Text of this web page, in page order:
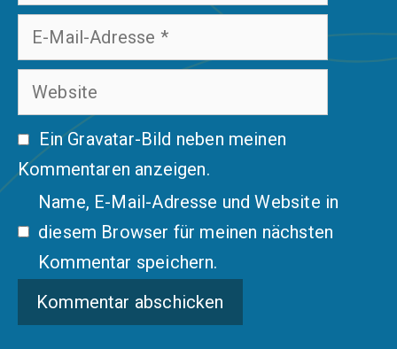
E-
Mail-
Adresse
Website
EinGravatar-Bild neben meinen
Kommentaren anzeigen.
Name, E-Mail-Adresse und Website in
diesem Browser für meinen nächsten
Kommentar speichern.